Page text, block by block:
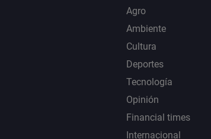
Agro
Ambiente
Cultura
Deportes
Tecnología
Opinión
Financial times
Internacional